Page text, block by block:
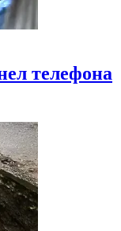
телефона